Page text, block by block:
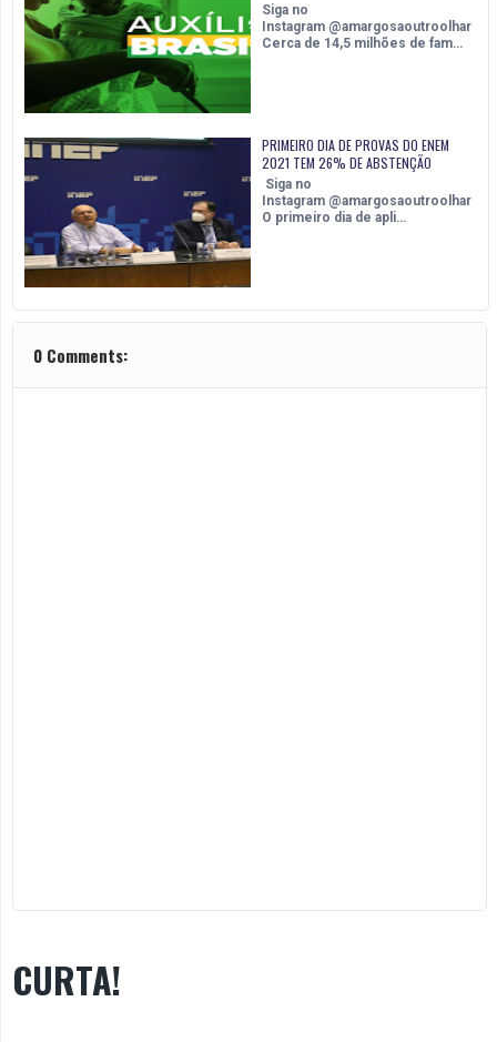
Siga no
Instagram @amargosaoutroolhar
Cerca de 14,5 milhões de fam…
PRIMEIRO DIA DE PROVAS DO ENEM
2021 TEM 26% DE ABSTENÇÃO
Siga no
Instagram @amargosaoutroolhar
O primeiro dia de apli…
0 Comments:
CURTA!